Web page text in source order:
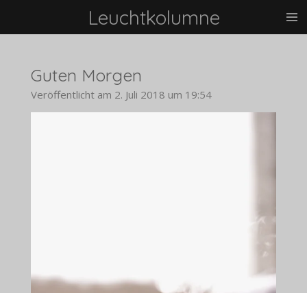
Leuchtkolumne
Guten Morgen
Veröffentlicht am 2. Juli 2018 um 19:54